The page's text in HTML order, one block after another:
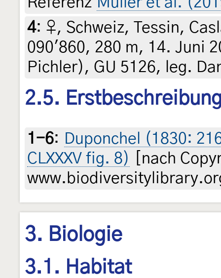
4: ♀, Schweiz, Tessin,
090'860, 280 m, 14. Juni
Pichler), GU 5126, leg.
2.5.
1-6: Duponchel (1830:
CLXXXV fig. 8)
[nach
3. Biologie
3.1. Habitat